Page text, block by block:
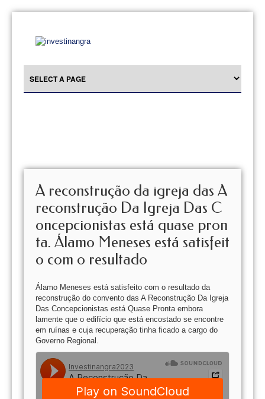
A reconstrução da igreja das A
reconstrução Da Igreja Das C
oncepcionistas está quase pron
ta. Álamo Meneses está satisfeit
o com o resultado
Álamo Meneses está satisfeito com o resultado da
reconstrução do convento das A Reconstrução Da Igreja
Das Concepcionistas está Quase Pronta embora
lamente que o edifício que está encostado se encontre
em ruínas e cuja recuperação tinha ficado a cargo do
Governo Regional.